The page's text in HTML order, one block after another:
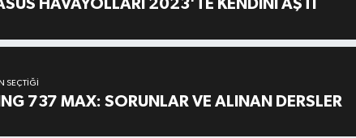
HAVAYOLLARI 2023'TE KENDİNİ AŞTI
SEÇTIĞI
737 MAX: SORUNLAR VE ALINAN DERSLER